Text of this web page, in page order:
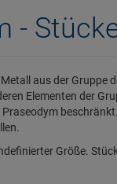
-
aus der
Elementen der
Größe.